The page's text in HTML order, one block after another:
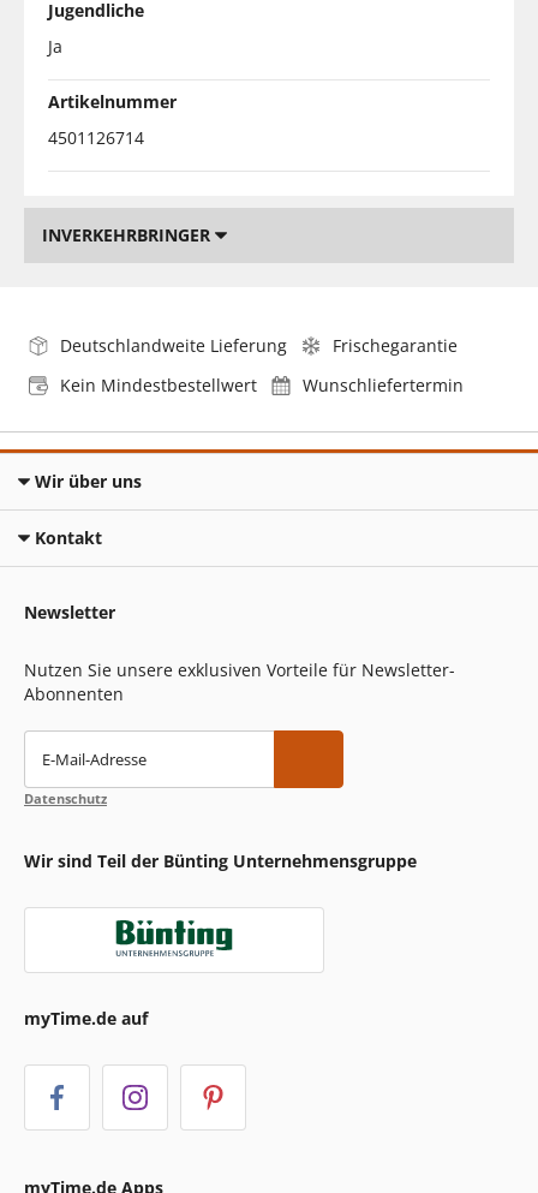
Jugendliche
Ja
Artikelnummer
4501126714
INVERKEHRBRINGER
Deutschlandweite Lieferung
Frischegarantie
Kein Mindestbestellwert
Wunschliefertermin
Wir über uns
Kontakt
Newsletter
Nutzen Sie unsere exklusiven Vorteile für Newsletter-
Abonnenten
E-Mail-Adresse
Datenschutz
Wir sind Teil der Bünting Unternehmensgruppe
myTime.de auf
myTime.de Apps